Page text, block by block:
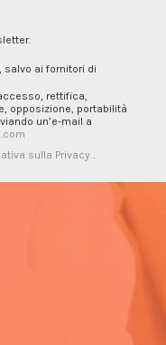
salvo ai fornitori di
rettifica,
opposizione, portabilità
un’e-mail a
sulla Privacy